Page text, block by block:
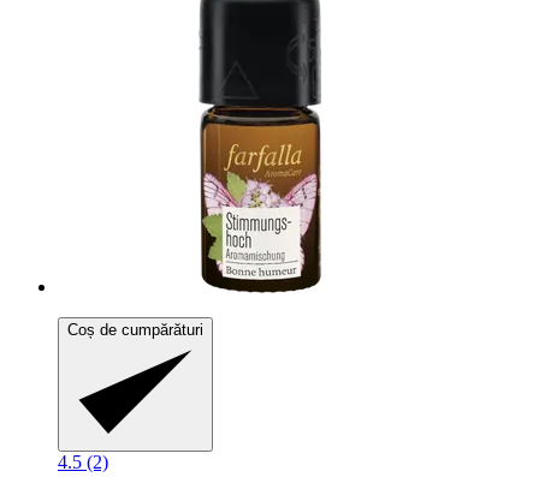
Coș de cumpărături
4.5 (2)